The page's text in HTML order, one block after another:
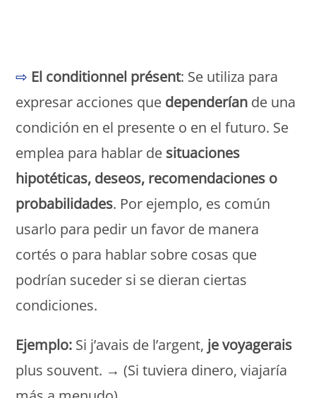
⇨ El conditionnel présent: Se utiliza para
expresar acciones que dependerían de una
condición en el presente o en el futuro. Se
emplea para hablar de situaciones
hipotéticas, deseos, recomendaciones o
probabilidades. Por ejemplo, es común
usarlo para pedir un favor de manera
cortés o para hablar sobre cosas que
podrían suceder si se dieran ciertas
condiciones.
Ejemplo: Si j’avais de l’argent, je voyagerais
plus souvent. → (Si tuviera dinero, viajaría